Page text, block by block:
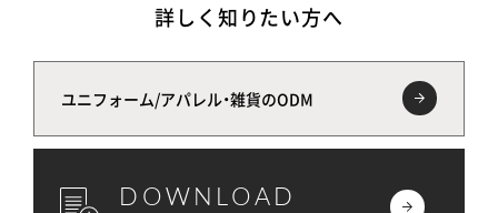
詳しく知りたい方へ
ユニフォーム/アパレル・雑貨のODM
DOWNLOAD